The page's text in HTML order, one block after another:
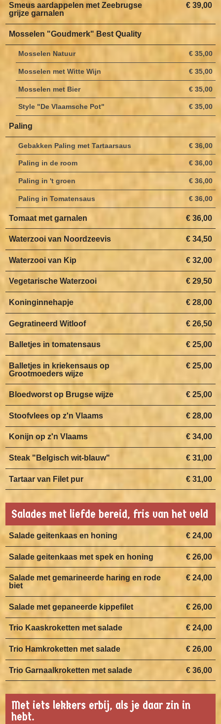
€ 39,00
Smeus aardappelen met Zeebrugse
grijze garnalen
Mosselen "Goudmerk" Best Quality
€ 35,00
Mosselen Natuur
€ 35,00
Mosselen met Witte Wijn
€ 35,00
Mosselen met Bier
€ 35,00
Style "De Vlaamsche Pot"
Paling
€ 36,00
Gebakken Paling met Tartaarsaus
€ 36,00
Paling in de room
€ 36,00
Paling in 't groen
€ 36,00
Paling in Tomatensaus
€ 36,00
Tomaat met garnalen
€ 34,50
Waterzooi van Noordzeevis
€ 32,00
Waterzooi van Kip
€ 29,50
Vegetarische Waterzooi
€ 28,00
Koninginnehapje
€ 26,50
Gegratineerd Witloof
€ 25,00
Balletjes in tomatensaus
€ 25,00
Balletjes in kriekensaus op
Grootmoeders wijze
€ 25,00
Bloedworst op Brugse wijze
€ 28,00
Stoofvlees op z'n Vlaams
€ 34,00
Konijn op z'n Vlaams
€ 31,00
Steak "Belgisch wit-blauw"
€ 31,00
Tartaar van Filet pur
Salades met liefde bereid, fris van het veld
€ 24,00
Salade geitenkaas en honing
€ 26,00
Salade geitenkaas met spek en honing
€ 24,00
Salade met gemarineerde haring en rode
biet
€ 26,00
Salade met gepaneerde kippefilet
€ 24,00
Trio Kaaskroketten met salade
€ 26,00
Trio Hamkroketten met salade
€ 36,00
Trio Garnaalkroketten met salade
Met iets lekkers erbij, als je daar zin in
hebt.